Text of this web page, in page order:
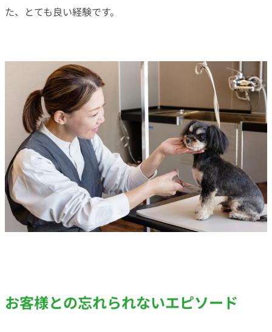
た、とても良い経験です。
お客様との忘れられないエピソード